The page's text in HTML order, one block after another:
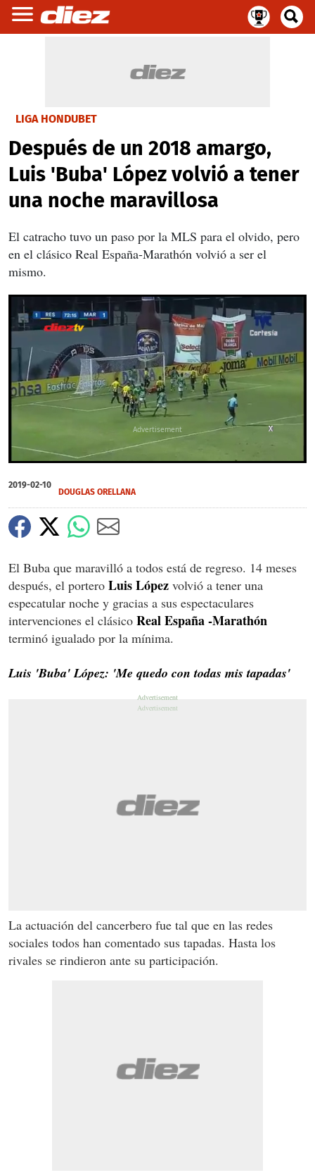
LIGA HONDUBET
Después de un 2018 amargo,
Luis 'Buba' López volvió a tener
una noche maravillosa
El catracho tuvo un paso por la MLS para el olvido, pero
en el clásico Real España-Marathón volvió a ser el
mismo.
of
32
X
X
X
2019-02-10
DOUGLAS ORELLANA
El Buba que maravilló a todos está de regreso. 14 meses
después, el portero Luis López volvió a tener una
especatular noche y gracias a sus espectaculares
intervenciones el clásico Real España -Marathón
terminó igualado por la mínima.
Luis 'Buba' López: 'Me quedo con todas mis tapadas'
La actuación del cancerbero fue tal que en las redes
sociales todos han comentado sus tapadas. Hasta los
rivales se rindieron ante su participación.